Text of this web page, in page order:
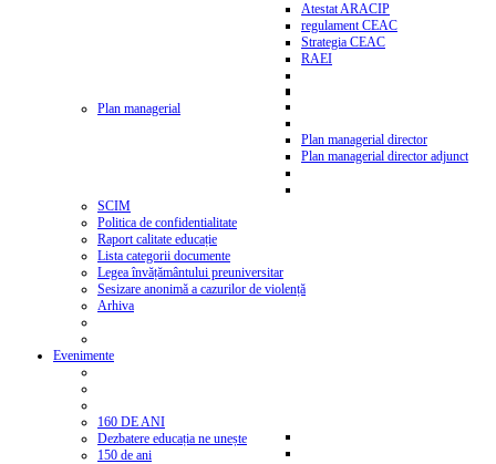
Atestat ARACIP
regulament CEAC
Strategia CEAC
RAEI
Plan managerial
Plan managerial director
Plan managerial director adjunct
SCIM
Politica de confidentialitate
Raport calitate educație
Lista categorii documente
Legea învățământului preuniversitar
Sesizare anonimă a cazurilor de violență
Arhiva
Evenimente
160 DE ANI
Dezbatere educația ne unește
150 de ani